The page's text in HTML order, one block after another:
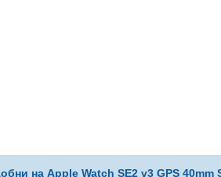
на Apple Watch SE2 v3 GPS